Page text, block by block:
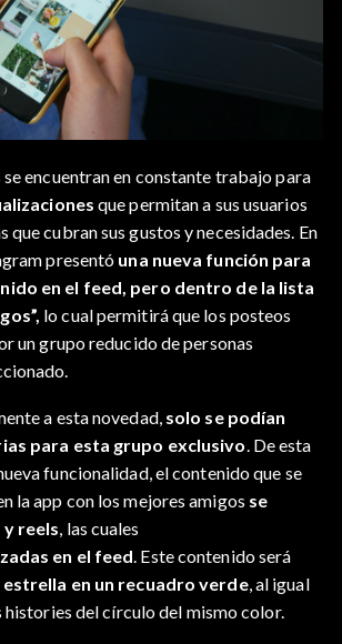
se encuentran en constante trabajo para
que permitan a sus usuarios
que cubran sus gustos y necesidades. En
presentó una nueva función para
en el feed, pero dentro de la lista
lo cual permitirá que los posteos
un grupo reducido de personas
a esta novedad, solo se podían
para esta grupo exclusivo . De esta
funcionalidad, el contenido que se
la app con los mejores amigos se
reels , las cuales
en el feed . Este contenido será
en un recuadro verde, al igual
histories del círculo del mismo color.